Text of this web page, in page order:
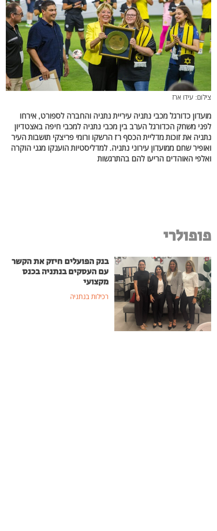
צילום: עידו ארז
מועדון כדורגל מכבי נתניה עיריית נתניה והחברה לספורט, אירחו
לפני משחק הכדורגל הערב בין מכבי נתניה למכבי חיפה באצטדיון
נתניה את זוכות מדליית הכסף רז הרשקו ורומי פריצקי תושבות העיר
ואופיר שחם ממועדון עירוני נתניה. למדליסטיות הוענקו מגני הוקרה
ואלפי האוהדים הריעו להם בהתרגשות
פופולרי
בנק הפועלים חיזק את הקשר
עם העסקים בנתניה בכנס
מקצועי
רכילות בנתניה